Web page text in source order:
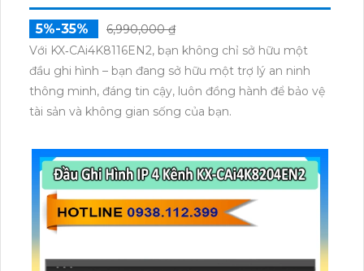
5%-35%
6,990,000 ₫
Với KX‑CAi4K8116EN2, bạn không chỉ sở hữu một
đầu ghi hình – bạn đang sở hữu một trợ lý an ninh
thông minh, đáng tin cậy, luôn đồng hành để bảo vệ
tài sản và không gian sống của bạn.